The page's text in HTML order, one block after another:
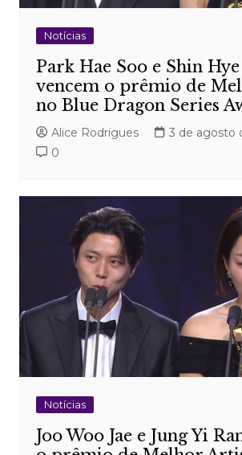
Notícias
Park Hae Soo e Shin
vencem o prêmio de
no Blue Dragon Series
Alice Rodrigues
3 de agosto
0
Notícias
Joo Woo Jae e Jung Yi